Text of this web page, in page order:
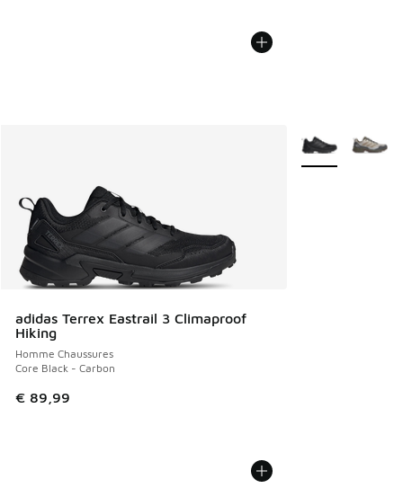
adidas Terrex Eastrail 3 Climaproof
Hiking
Homme Chaussures
Core Black - Carbon
€ 89,99
Plus de couleurs